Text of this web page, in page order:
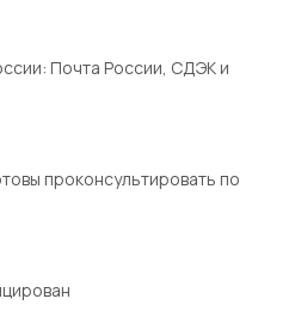
Почта России, СДЭК и
проконсультировать по